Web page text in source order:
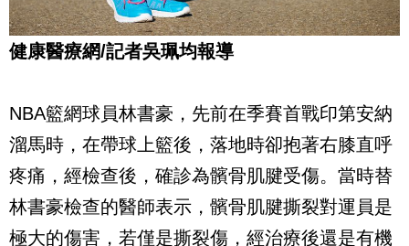
健康醫療網/記者吳珮均報導
NBA籃網球員林書豪，先前在季賽首戰印第安納
溜馬時，在帶球上籃後，落地時卻抱著右膝直呼
疼痛，經檢查後，確診為髕骨肌腱受傷。當時替
林書豪檢查的醫師表示，髕骨肌腱撕裂對運員是
極大的傷害，若僅是撕裂傷，經治療後還是有機